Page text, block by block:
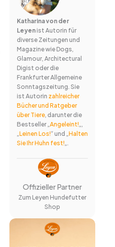
Katharina von der
Leyenist Autorin für
diverse Zeitungen und
Magazine wie Dogs,
Glamour, Architectural
Digist oder die
Frankfurter Allgemeine
Sonntagszeitung. Sie
ist Autorin zahlreicher
Bücher und Ratgeber
über Tiere, darunter die
Bestseller „Angeleint!„,
„Leinen Los!“ und „Halten
Sie Ihr Huhn fest!„.
Offizieller Partner
Zum Leyen Hundefutter
Shop